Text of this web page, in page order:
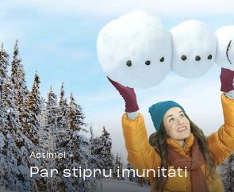
Actimel
Par stipru imunitāti